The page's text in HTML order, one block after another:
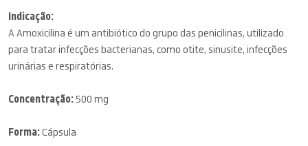
Indicação:
A Amoxicilina é um antibiótico do grupo das penicilinas, utilizado
para tratar infecções bacterianas, como otite, sinusite, infecções
urinárias e respiratórias.
Concentração:500 mg
Forma:Cápsula